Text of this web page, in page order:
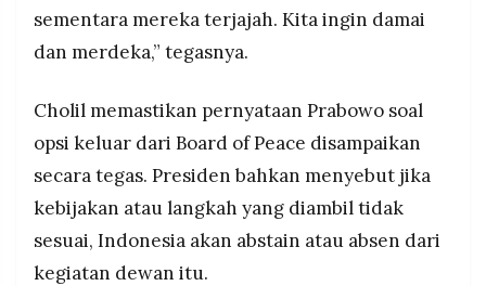
sementara mereka terjajah. Kita ingin damai
dan merdeka,” tegasnya.
Cholil memastikan pernyataan Prabowo soal
opsi keluar dari Board of Peace disampaikan
secara tegas. Presiden bahkan menyebut jika
kebijakan atau langkah yang diambil tidak
sesuai, Indonesia akan abstain atau absen dari
kegiatan dewan itu.